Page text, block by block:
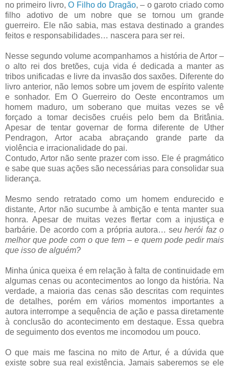
no primeiro livro,O Filho do Dragão, – o garoto criado como
filho adotivo de um nobre que se tornou um grande
guerreiro. Ele não sabia, mas estava destinado a grandes
feitos e responsabilidades… nascera para ser rei.
Nesse segundo volume acompanhamos a história de Artor –
o alto rei dos bretões, cuja vida é dedicada a manter as
tribos unificadas e livre da invasão dos saxões. Diferente do
livro anterior, não lemos sobre um jovem de espírito valente
e sonhador. Em O Guerreiro do Oeste encontramos um
homem maduro, um soberano que muitas vezes se vê
forçado a tomar decisões cruéis pelo bem da Britânia.
Apesar de tentar governar de forma diferente de Uther
Pendragon, Artor acaba abraçando grande parte da
violência e irracionalidade do pai.
Contudo, Artor não sente prazer com isso. Ele é pragmático
e sabe que suas ações são necessárias para consolidar sua
liderança.
Mesmo sendo retratado como um homem endurecido e
distante, Artor não sucumbe à ambição e tenta manter sua
honra. Apesar de muitas vezes flertar com a injustiça e
barbárie. De acordo com a própria autora… seu herói faz o
melhor que pode com o que tem – e quem pode pedir mais
que isso de alguém?
Minha única queixa é em relação à falta de continuidade em
algumas cenas ou acontecimentos ao longo da história. Na
verdade, a maioria das cenas são descritas com requintes
de detalhes, porém em vários momentos importantes a
autora interrompe a sequência de ação e passa diretamente
à conclusão do acontecimento em destaque. Essa quebra
de seguimento dos eventos me incomodou um pouco.
O que mais me fascina no mito de Artur, é a dúvida que
existe sobre sua real existência. Jamais saberemos se ele